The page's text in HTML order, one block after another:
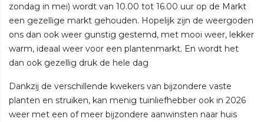
zondag in mei) wordt van 10.00 tot 16.00 uur op de Markt
een gezellige markt gehouden. Hopelijk zijn de weergoden
ons dan ook weer gunstig gestemd, met mooi weer, lekker
warm, ideaal weer voor een plantenmarkt. En wordt het
dan ook gezellig druk de hele dag
Dankzij de verschillende kwekers van bijzondere vaste
planten en struiken, kan menig tuinliefhebber ook in 2026
weer met een of meer bijzondere aanwinsten naar huis